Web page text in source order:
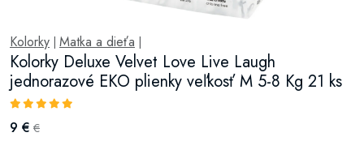
Kolorky Matka a dieťa
Kolorky Deluxe Velvet Love Live Laugh
jednorazové EKO plienky veľkosť M 5-8 Kg 21 ks
9 € €